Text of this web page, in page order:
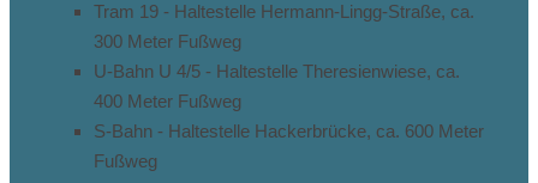
Tram 19 - Haltestelle Hermann-Lingg-Straße, ca.
300 Meter Fußweg
U-Bahn U 4/5 - Haltestelle Theresienwiese, ca.
400 Meter Fußweg
S-Bahn - Haltestelle Hackerbrücke, ca. 600 Meter
Fußweg